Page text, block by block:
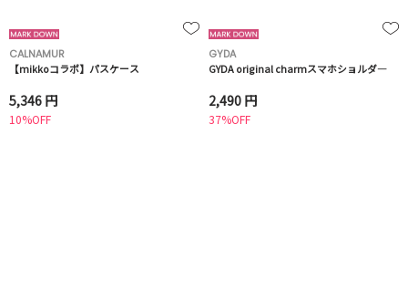
CALNAMUR
【mikkoコラボ】パスケース
5,346 円
10%OFF
GYDA
GYDA original charmスマホショルダ―
2,490 円
37%OFF